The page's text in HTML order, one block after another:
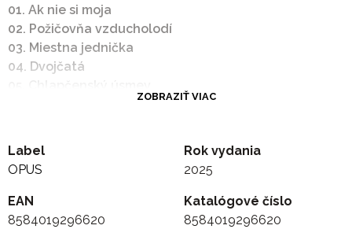
01. Ak nie si moja
02. Požičovňa vzducholodí
03. Miestna jednička
04. Dvojčatá
06. Tri štvrté na jeseň
08. Voňavky dievčat
09. Mal som rád beatnikov
11. Kamarátka nádej
12. Nepriznaná
ZOBRAZIŤ VIAC
Label
OPUS
Rok vydania
2025
EAN
8584019296620
Katalógové číslo
8584019296620